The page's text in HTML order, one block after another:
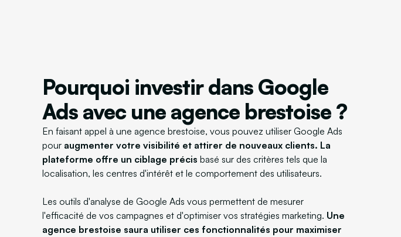
Pourquoi investir dans Google
Ads avec une agence brestoise ?
En faisant appel à une agence brestoise, vous pouvez utiliser Google Ads
pour augmenter votre visibilité et attirer de nouveaux clients. La
plateforme offre un ciblage précis basé sur des critères tels que la
localisation, les centres d'intérêt et le comportement des utilisateurs.
Les outils d'analyse de Google Ads vous permettent de mesurer
l'efficacité de vos campagnes et d'optimiser vos stratégies marketing. Une
agence brestoise saura utiliser ces fonctionnalités pour maximiser